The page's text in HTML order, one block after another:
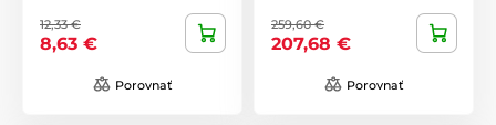
12,33 €
8,63 €
Porovnať
259,60 €
207,68 €
Porovnať